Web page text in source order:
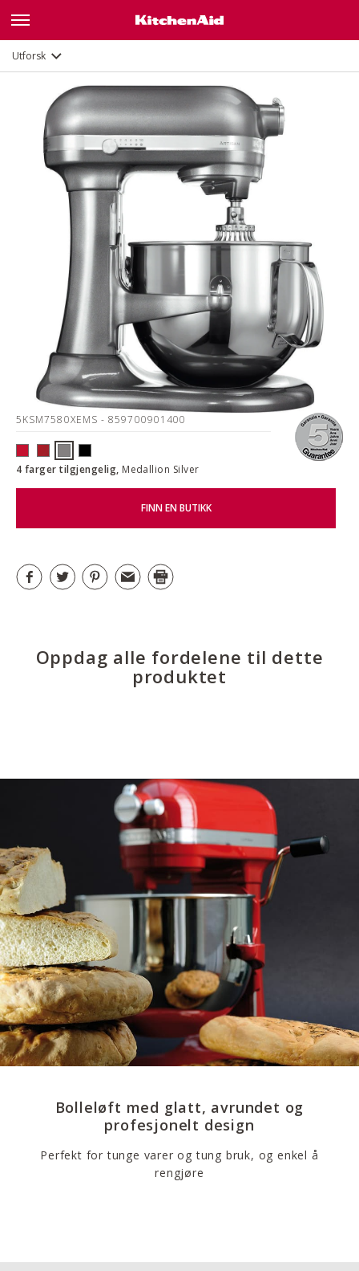
Utforsk
5KSM7580XEMS- 859700901400
4 farger tilgjengelig, Medallion Silver
FINN EN BUTIKK
Oppdag alle fordelene til dette
produktet
Bolleløft med glatt, avrundet og
profesjonelt design
Perfekt for tunge varer og tung bruk, og enkel å
rengjøre